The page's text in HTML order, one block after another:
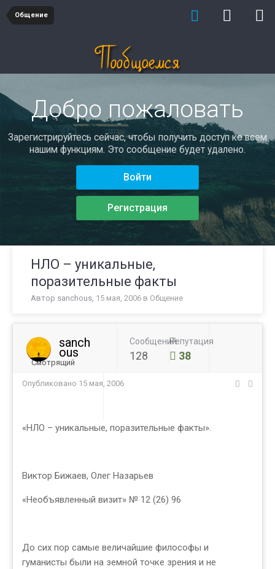
Общение
Добро пожаловать
Зарегистрируйтесь сейчас, чтобы получить доступ ко всем
нашим функциям. Это сообщение будет удалено.
Войти
Регистрация
НЛО – уникальные,
поразительные факты
Автор sanchous, 15 мая, 2006 в Общение
sanch
ous
Смотрящий
Сообщений
128
Репутация
38
Опубликовано 15 мая, 2006
«НЛО – уникальные, поразительные факты».
Виктор Бижаев, Олег Назарьев
«Необъявленный визит» № 12 (26) 96
До сих пор самые величайшие философы и
гуманисты были на земной точке зрения и не